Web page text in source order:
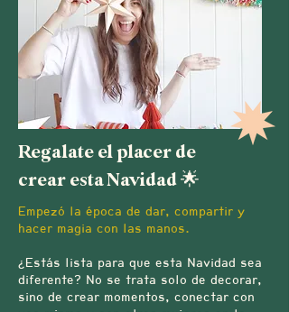
Regalate el placer de
crear esta Navidad 🌟
Empezó la época de dar, compartir y
hacer magia con las manos.
¿Estás lista para que esta Navidad sea
diferente? No se trata solo de decorar,
sino de crear momentos, conectar con